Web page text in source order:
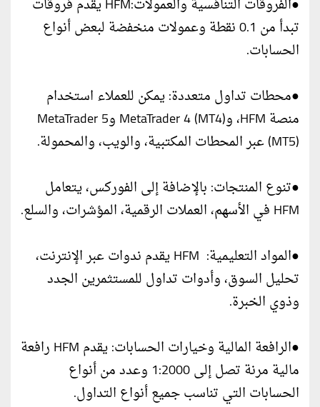
●الفروقات التنافسية والعمولات:HFM يقدم فروقات
تبدأ من 0.1 نقطة وعمولات منخفضة لبعض أنواع
الحسابات.
●محطات تداول متعددة: يمكن للعملاء استخدام
منصة HFM، وMetaTrader 4 (MT4) وMetaTrader 5
(MT5) عبر المحطات المكتبية، والويب، والمحمولة.
●تنوع المنتجات: بالإضافة إلى الفوركس، يتعامل
HFM في الأسهم، العملات الرقمية، المؤشرات، والسلع.
●المواد التعليمية: HFM يقدم ندوات عبر الإنترنت،
تحليل السوق، وأدوات تداول للمستثمرين الجدد
وذوي الخبرة.
●الرافعة المالية وخيارات الحسابات: يقدم HFM رافعة
مالية مرنة تصل إلى 1:2000 وعدد من أنواع
الحسابات التي تناسب جميع أنواع التداول.